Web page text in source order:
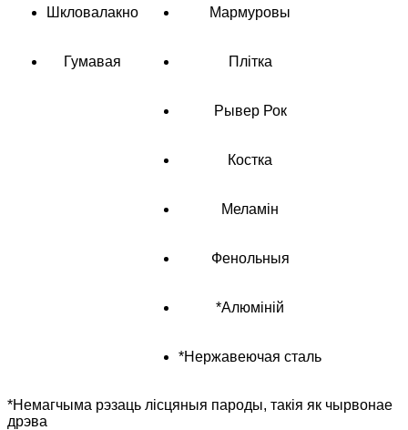
Шкловалакно Мармуровы
Гумавая Плітка
Рывер Рок
Костка
Меламін
Фенольныя
*Алюміній
*Нержавеючая сталь
*Немагчыма рэзаць лісцяныя пароды, такія як чырвонае
дрэва